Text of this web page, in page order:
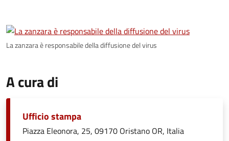
La zanzara è responsabile della diffusione del virus
A cura di
Ufficio stampa
Piazza Eleonora, 25, 09170 Oristano OR, Italia